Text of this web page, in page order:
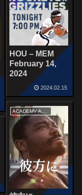
HOU – MEM
February 14,
2024
2024.02.15
ACADEMY AWARDS